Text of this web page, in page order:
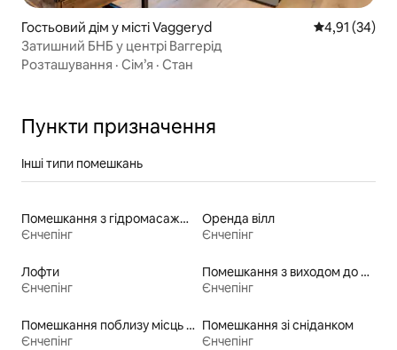
Гостьовий дім у місті Vaggeryd Середня
4,91 (34)
Затишний БНБ у центрі Ваггерід
Розташування · Сім’я · Стан
Пункти призначення
Інші типи помешкань
Помешкання з гідромасажною ванною
Єнчепінг
Оренда вілл
Єнчепінг
Лофти
Єнчепінг
Помешкання з виходом до пляжу
Єнчепінг
Помешкання поблизу місць для катання на байдарках
Єнчепінг
Помешкання зі сніданком
Єнчепінг